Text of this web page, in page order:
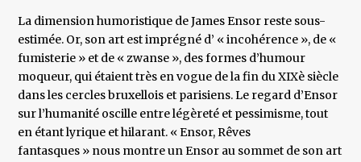
La dimension humoristique de James Ensor reste sous-
estimée. Or, son art est imprégné d’ « incohérence », de «
fumisterie » et de « zwanse », des formes d’humour
moqueur, qui étaient très en vogue de la fin du XIXè siècle
dans les cercles bruxellois et parisiens. Le regard d’Ensor
sur l’humanité oscille entre légèreté et pessimisme, tout
en étant lyrique et hilarant. « Ensor, Rêves
fantasques » nous montre un Ensor au sommet de son art